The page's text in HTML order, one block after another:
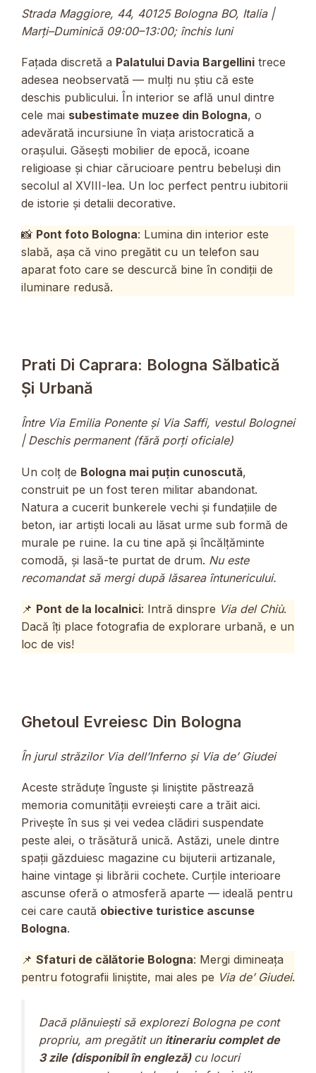
Strada Maggiore, 44, 40125 Bologna BO, Italia |
Marți–Duminică 09:00–13:00; închis luni
Fațada discretă a Palatului Davia Bargellini trece
adesea neobservată — mulți nu știu că este
deschis publicului. În interior se află unul dintre
cele mai subestimate muzee din Bologna, o
adevărată incursiune în viața aristocratică a
orașului. Găsești mobilier de epocă, icoane
religioase și chiar cărucioare pentru bebeluși din
secolul al XVIII-lea. Un loc perfect pentru iubitorii
de istorie și detalii decorative.
📸 Pont foto Bologna: Lumina din interior este
slabă, așa că vino pregătit cu un telefon sau
aparat foto care se descurcă bine în condiții de
iluminare redusă.
Prati Di Caprara: Bologna Sălbatică
Și Urbană
Între Via Emilia Ponente și Via Saffi, vestul Bolognei
| Deschis permanent (fără porți oficiale)
Un colț de Bologna mai puțin cunoscută,
construit pe un fost teren militar abandonat.
Natura a cucerit bunkerele vechi și fundațiile de
beton, iar artiști locali au lăsat urme sub formă de
murale pe ruine. Ia cu tine apă și încălțăminte
comodă, și lasă-te purtat de drum. Nu este
recomandat să mergi după lăsarea întunericului.
📌 Pont de la localnici: Intră dinspre Via del Chiù.
Dacă îți place fotografia de explorare urbană, e un
loc de vis!
Ghetoul Evreiesc Din Bologna
În jurul străzilor Via dell’Inferno și Via de’ Giudei
Aceste străduțe înguste și liniștite păstrează
memoria comunității evreiești care a trăit aici.
Privește în sus și vei vedea clădiri suspendate
peste alei, o trăsătură unică. Astăzi, unele dintre
spații găzduiesc magazine cu bijuterii artizanale,
haine vintage și librării cochete. Curțile interioare
ascunse oferă o atmosferă aparte — ideală pentru
cei care caută obiective turistice ascunse
Bologna.
📌 Sfaturi de călătorie Bologna: Mergi dimineața
pentru fotografii liniștite, mai ales pe Via de’ Giudei.
Dacă plănuiești să explorezi Bologna pe cont
propriu, am pregătit un itinerariu complet de
3 zile (disponibil în engleză) cu locuri